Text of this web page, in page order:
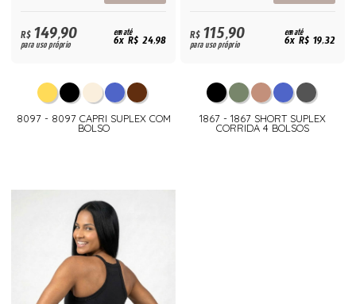
R$149,90
para uso próprio
em até
6x R$ 24,98
8097 - 8097 CAPRI SUPLEX COM
BOLSO
R$115,90
para uso próprio
em até
6x R$ 19,32
1867 - 1867 SHORT SUPLEX
CORRIDA 4 BOLSOS